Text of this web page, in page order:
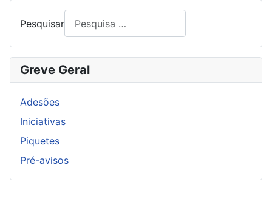
Pesquisar
Greve Geral
Adesões
Iniciativas
Piquetes
Pré-avisos